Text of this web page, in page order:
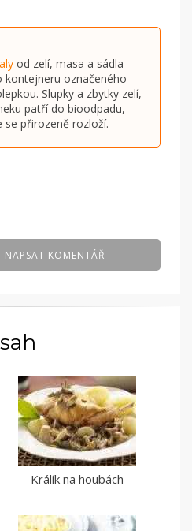
od zelí, masa a sádla
kontejneru označeného
Slupky a zbytky zelí,
patří do bioodpadu,
se přirozeně rozloží.
NAPSAT KOMENTÁŘ
Králík na houbách